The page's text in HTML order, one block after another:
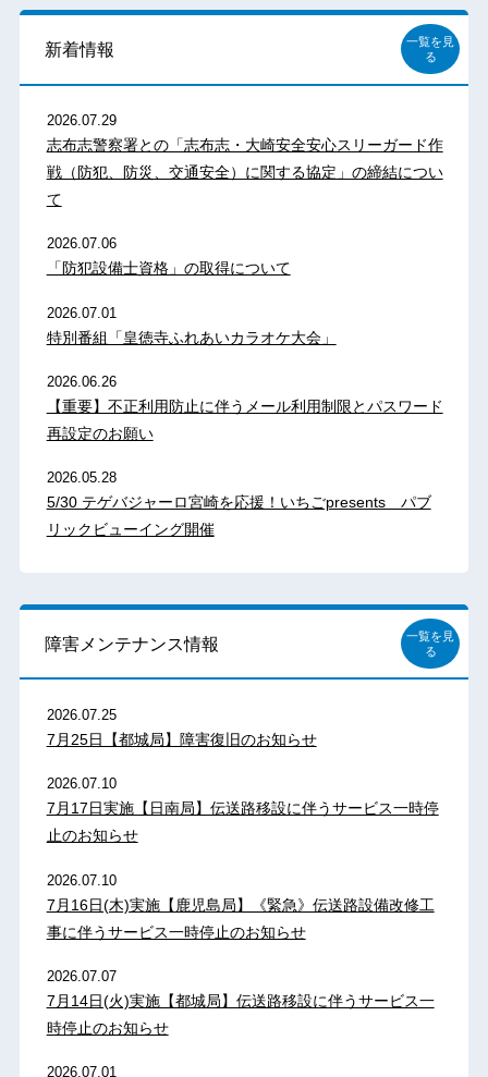
新着情報
一覧を見
る
2026.07.29
志布志警察署との「志布志・大崎安全安心スリーガード作
戦（防犯、防災、交通安全）に関する協定」の締結につい
て
2026.07.06
「防犯設備士資格」の取得について
2026.07.01
特別番組「皇徳寺ふれあいカラオケ大会」
2026.06.26
【重要】不正利用防止に伴うメール利用制限とパスワード
再設定のお願い
2026.05.28
5/30 テゲバジャーロ宮崎を応援！いちごpresents パブ
リックビューイング開催
障害メンテナンス情報
一覧を見
る
2026.07.25
7月25日【都城局】障害復旧のお知らせ
2026.07.10
7月17日実施【日南局】伝送路移設に伴うサービス一時停
止のお知らせ
2026.07.10
7月16日(木)実施【鹿児島局】《緊急》伝送路設備改修工
事に伴うサービス一時停止のお知らせ
2026.07.07
7月14日(火)実施【都城局】伝送路移設に伴うサービス一
時停止のお知らせ
2026.07.01